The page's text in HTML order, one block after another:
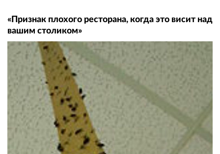
«Признак плохого ресторана, когда это висит над
вашим столиком»